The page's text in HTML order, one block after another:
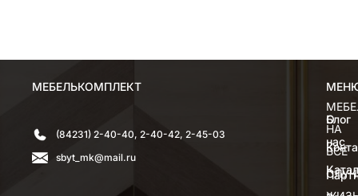
МЕБЕЛЬКОМПЛЕКТ
(84231) 2-40-40, 2-40-42, 2-45-03
sbyt_mk@mail.ru
О
нас
Блог
НА
ВСЕ